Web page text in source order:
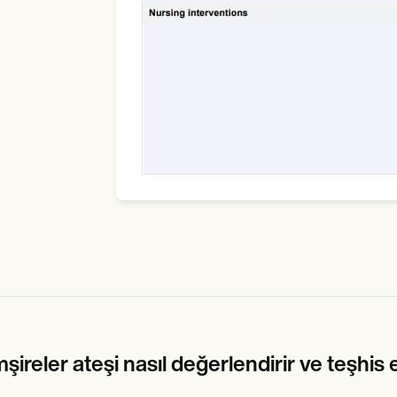
ateşi nasıl değerlendirir ve teşhis